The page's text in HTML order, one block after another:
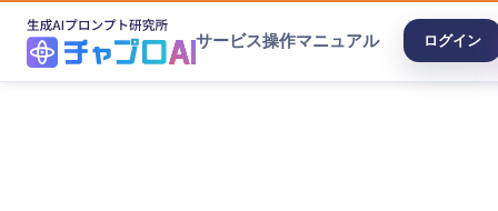
サービス操作マニュアル ログイン